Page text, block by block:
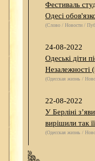
Фестиваль
Одесі
(Слово / Новости /
24-08-2022
Одеські діти
Незалежності
(Одесская жизнь /
22-08-2022
У Берліні
вирішили так
(Одесская жизнь /